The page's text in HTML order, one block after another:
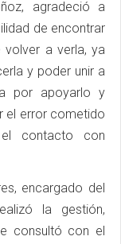
agradeció a
de encontrar
volver a verla, ya
y poder unir a
por apoyarlo y
el error cometido
contacto con
encargado del
la gestión,
consultó con el